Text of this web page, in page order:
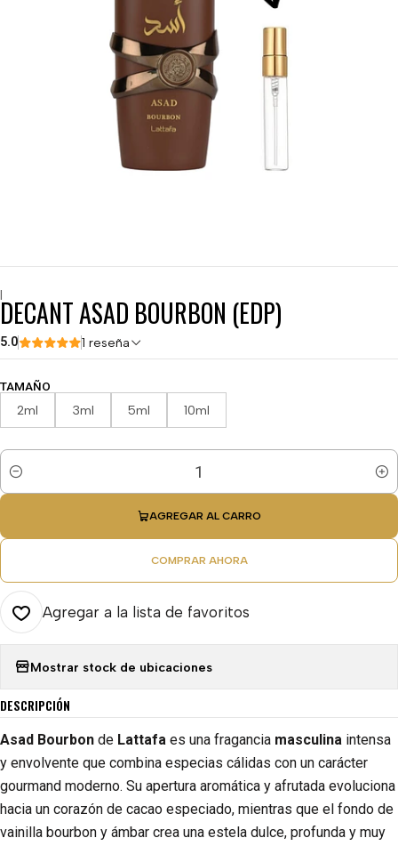
|
DECANT ASAD BOURBON (EDP)
5.0 1 reseña
TAMAÑO
2ml 3ml 5ml 10ml
Cantidad
AGREGAR AL CARRO
COMPRAR AHORA
Agregar a la lista de favoritos
Mostrar stock de ubicaciones
DESCRIPCIÓN
Asad Bourbon de Lattafa es una fragancia masculina intensa
y envolvente que combina especias cálidas con un carácter
gourmand moderno. Su apertura aromática y afrutada evoluciona
hacia un corazón de cacao especiado, mientras que el fondo de
vainilla bourbon y ámbar crea una estela dulce, profunda y muy